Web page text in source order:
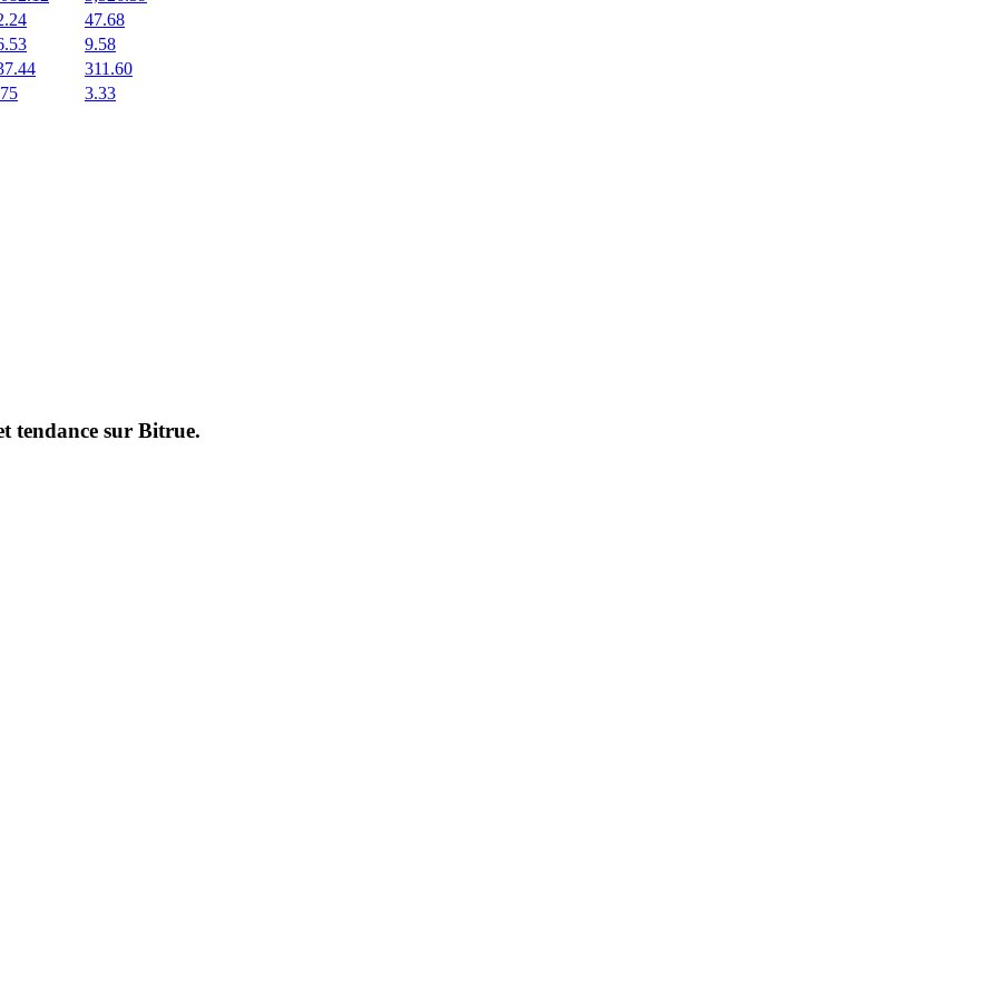
47.68
9.58
311.60
3.33
tendance sur Bitrue.